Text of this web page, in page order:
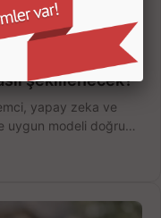
şekillenecek?
yapay zeka ve
uygun modeli doğru